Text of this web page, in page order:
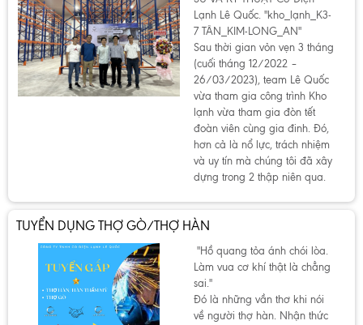
Lạnh Lê Quốc. "kho_lạnh_K3-
7 TÂN_KIM-LONG_AN"
Sau thời gian vỏn vẹn 3 tháng
(cuối tháng 12/2022 –
26/03/2023), team Lê Quốc
vừa tham gia công trình Kho
lạnh vừa tham gia đòn tết
đoàn viên cùng gia đinh. Đó,
hơn cả là nổ lực, trách nhiệm
và uy tín mà chúng tôi đã xây
dựng trong 2 thập niên qua.
TUYỂN DỤNG THỢ GÒ/THỢ HÀN
"Hồ quang tỏa ánh chói lòa.
Làm vua cơ khí thật là chẳng
sai."
Đó là những vần thơ khi nói
về người thợ hàn. Nhận thức